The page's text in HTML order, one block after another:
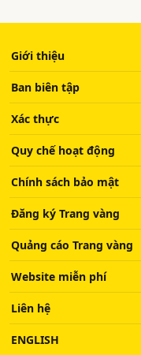
Giới thiệu
Ban biên tập
Xác thực
Quy chế hoạt động
Chính sách bảo mật
Đăng ký Trang vàng
Quảng cáo Trang vàng
Website miễn phí
Liên hệ
ENGLISH